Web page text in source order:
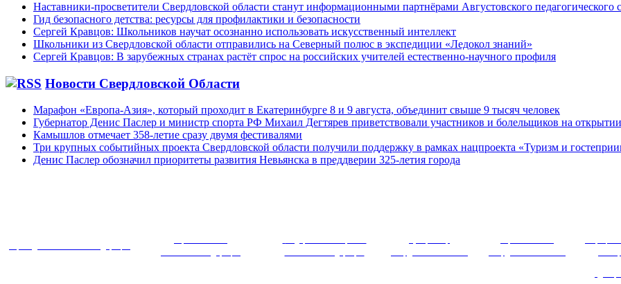
Наставники-просветители Свердловской области станут информационными партнёрами Августовского педагогического
Гид безопасного детства: ресурсы для профилактики и безопасности
Сергей Кравцов: Школьников научат осознанно использовать искусственный интеллект
Школьники из Свердловской области отправились на Северный полюс в экспедиции «Ледокол знаний»
Сергей Кравцов: В зарубежных странах растёт спрос на российских учителей естественно-научного профиля
Новости Свердловской Области
Марафон «Европа-Азия», который проходит в Екатеринбурге 8 и 9 августа, объединит свыше 9 тысяч человек
Губернатор Денис Паслер и министр спорта РФ Михаил Дегтярев приветствовали участников и болельщиков на
Камышлов отмечает 358-летие сразу двумя фестивалями
Три крупных событийных проекта Свердловской области получили поддержку в рамках нацпроекта «Туризм и
Денис Паслер обозначил приоритеты развития Невьянска в преддверии 325-летия города